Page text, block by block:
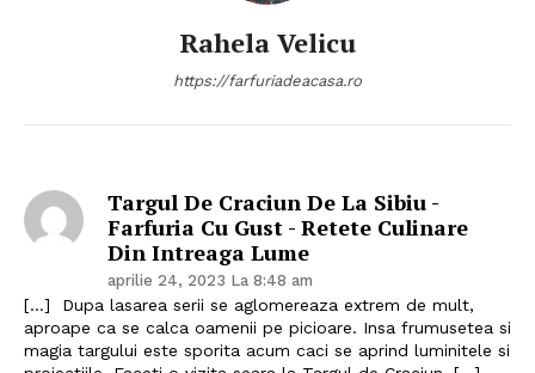
Rahela Velicu
https://farfuriadeacasa.ro
Targul De Craciun De La Sibiu -
Farfuria Cu Gust - Retete Culinare
Din Intreaga Lume
aprilie 24, 2023 La 8:48 am
[…] Dupa lasarea serii se aglomereaza extrem de mult,
aproape ca se calca oamenii pe picioare. Insa frumusetea si
magia targului este sporita acum caci se aprind luminitele si